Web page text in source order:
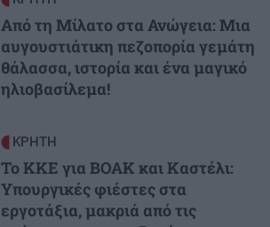
Από τη Μίλατο στα Ανώγεια: Μια
αυγουστιάτικη πεζοπορία γεμάτη
θάλασσα, ιστορία και ένα μαγικό
ηλιοβασίλεμα!
ΚΡΗΤΗ
Το ΚΚΕ για ΒΟΑΚ και Καστέλι:
Υπουργικές φιέστες στα
εργοτάξια, μακριά από τις